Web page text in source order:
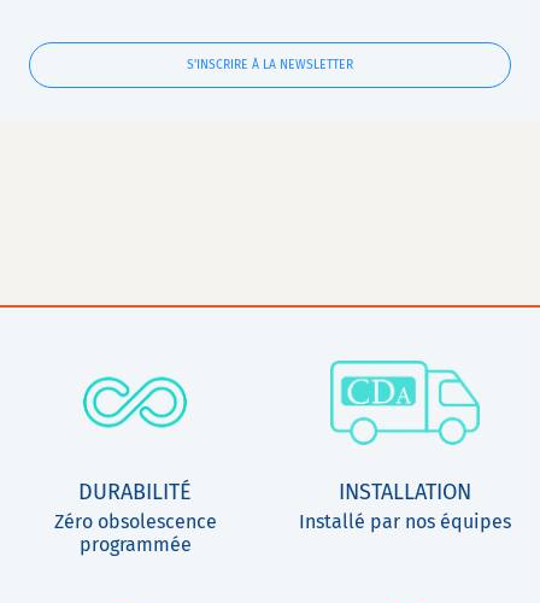
S'INSCRIRE À LA NEWSLETTER
DURABILITÉ
Zéro obsolescence
programmée
INSTALLATION
Installé par nos équipes